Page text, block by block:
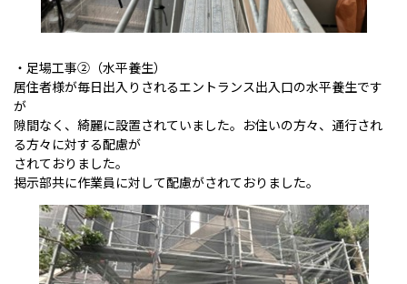
・足場工事②（水平養生）
居住者様が毎日出入りされるエントランス出入口の水平養生です
が
隙間なく、綺麗に設置されていました。お住いの方々、通行され
る方々に対する配慮が
されておりました。
掲示部共に作業員に対して配慮がされておりました。